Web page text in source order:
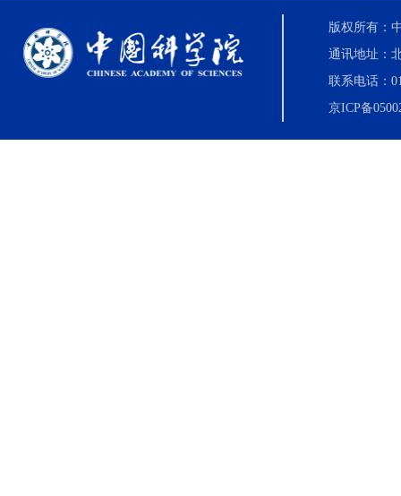
版权所有：
通讯地址：
联系电话：
京ICP备